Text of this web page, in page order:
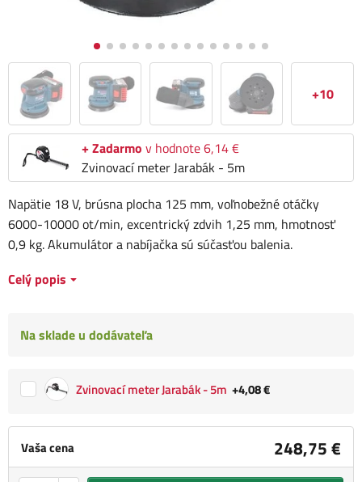
+10
+ Zadarmo v hodnote 6,14 €
Zvinovací meter Jarabák - 5m
Vaša cena 248,75 €
Napätie 18 V, brúsna plocha 125 mm, voľnobežné otáčky
6000-10000 ot/min, excentrický zdvih 1,25 mm, hmotnosť
0,9 kg. Akumulátor a nabíjačka sú súčasťou balenia.
Celý popis
Na sklade u dodávateľa
Zvinovací meter Jarabák - 5m +4,08 €